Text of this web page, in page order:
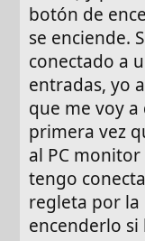
botón de
se enciende.
conectado a
entradas, yo
que me voy
primera vez
al PC
tengo
regleta por la
encenderlo